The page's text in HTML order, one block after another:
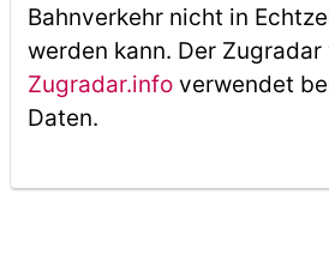
Bahnverkehr nicht in
werden kann. Der Zugradar
Zugradar.infoverwendet
Daten.